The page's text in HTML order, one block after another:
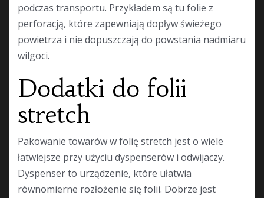
podczas transportu. Przykładem są tu folie z
perforacją, które zapewniają dopływ świeżego
powietrza i nie dopuszczają do powstania nadmiaru
wilgoci.
Dodatki do folii
stretch
Pakowanie towarów w folię stretch jest o wiele
łatwiejsze przy użyciu dyspenserów i odwijaczy.
Dyspenser to urządzenie, które ułatwia
równomierne rozłożenie się folii. Dobrze jest